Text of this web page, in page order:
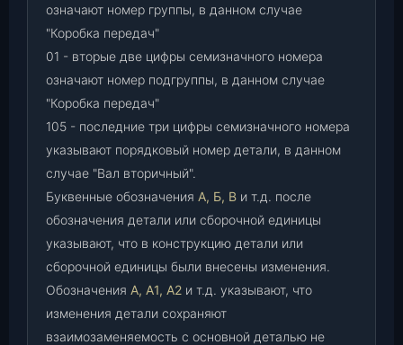
означают номер группы, в данном случае
"Коробка передач"
01 - вторые две цифры семизначного номера
означают номер подгруппы, в данном случае
"Коробка передач"
105 - последние три цифры семизначного номера
указывают порядковый номер детали, в данном
случае "Вал вторичный".
Буквенные обозначения А, Б, В и т.д. после
обозначения детали или сборочной единицы
указывают, что в конструкцию детали или
сборочной единицы были внесены изменения.
Обозначения А, А1, А2 и т.д. указывают, что
изменения детали сохраняют
взаимозаменяемость с основной деталью не